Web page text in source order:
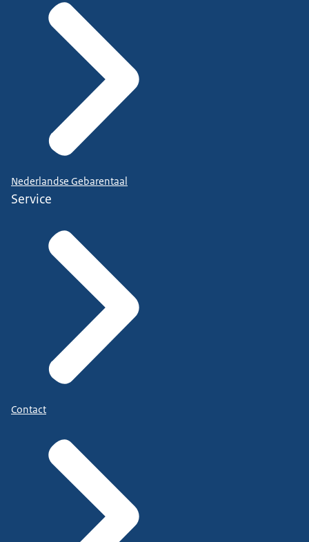
Nederlandse Gebarentaal
Service
Contact